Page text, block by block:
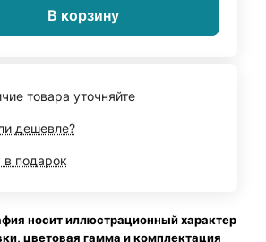
В корзину
товара уточняйте
дешевле?
в подарок
носит иллюстрационный характер
цветовая гамма и комплектация